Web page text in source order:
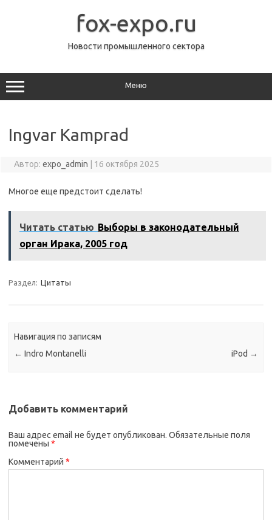
fox-expo.ru
Новости промышленного сектора
Меню
Ingvar Kamprad
Автор: expo_admin 16 октября 2025
Многое еще предстоит сделать!
Читать статью Выборы в законодательный
орган Ирака, 2005 год
Раздел: Цитаты
Навигация по записям
← Indro Montanelli iPod →
Добавить комментарий
Ваш адрес email не будет опубликован. Обязательные поля
помечены *
Комментарий *